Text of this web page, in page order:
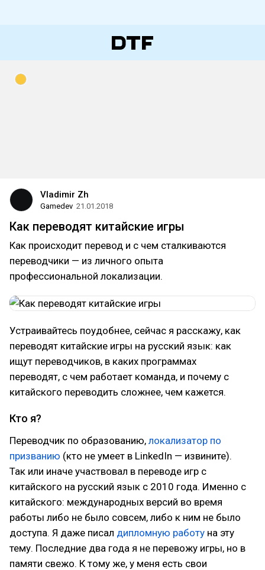
Vladimir Zh
Gamedev 21.01.2018
Как переводят китайские игры
Как происходит перевод и с чем сталкиваются
переводчики — из личного опыта
профессиональной локализации.
Устраивайтесь поудобнее, сейчас я расскажу, как
переводят китайские игры на русский язык: как
ищут переводчиков, в каких программах
переводят, с чем работает команда, и почему с
китайского переводить сложнее, чем кажется.
Кто я?
Переводчик по образованию, локализатор по
призванию (кто не умеет в LinkedIn — извините).
Так или иначе участвовал в переводе игр с
китайского на русский язык с 2010 года. Именно с
китайского: международных версий во время
работы либо не было совсем, либо к ним не было
доступа. Я даже писал дипломную работу на эту
тему. Последние два года я не перевожу игры, но в
памяти свежо. К тому же, у меня есть свои